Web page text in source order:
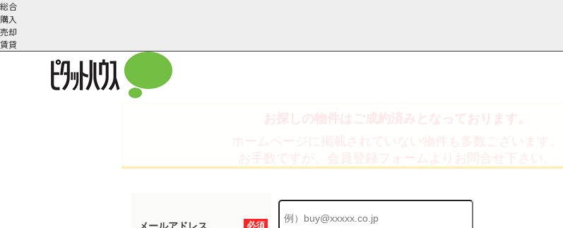
総合
購入
売却
賃貸
町名から探す 学区から探す お気に入り物件
スタッフ紹
採用情
お知らせ・ブロ
お問い合わ
せ
お探しの物件はご成約済みとなっております。
ホームページに掲載されていない物件も多数ございます。
お手数ですが、会員登録フォームよりお問合せ下さい。
必須